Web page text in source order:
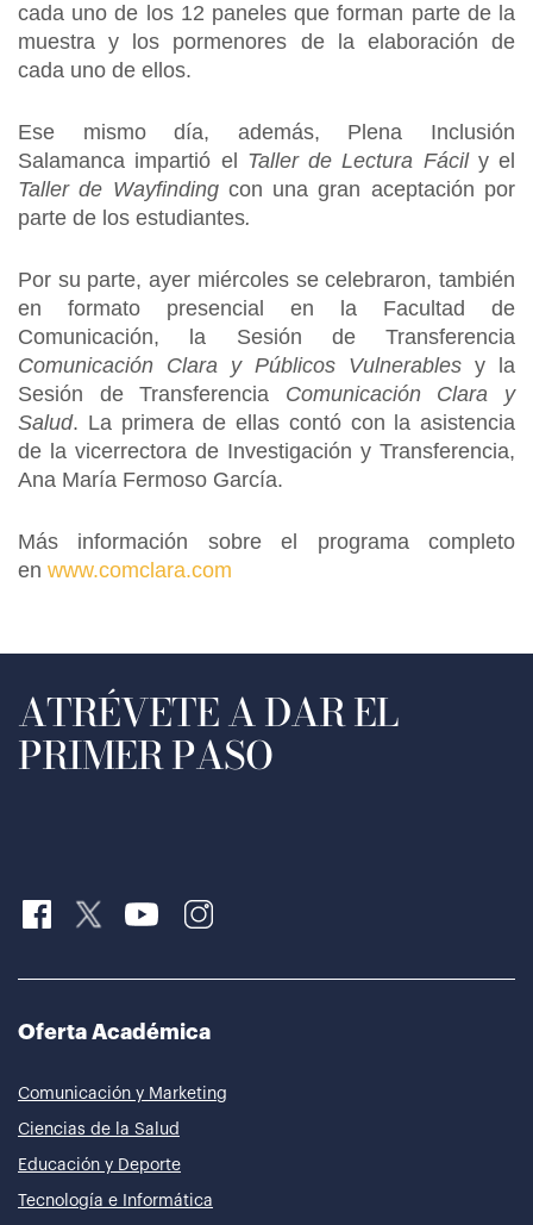
cada uno de los 12 paneles que forman parte de la
muestra y los pormenores de la elaboración de
cada uno de ellos.
Ese mismo día, además, Plena Inclusión
Salamanca impartió el Taller de Lectura Fácily el
Taller de Wayfinding con una gran aceptación por
parte de los estudiantes.
Por su parte, ayer miércoles se celebraron, también
en formato presencial en la Facultad de
Comunicación, la Sesión de Transferencia
Comunicación Clara y Públicos Vulnerables y la
Sesión de Transferencia Comunicación Clara y
Salud. La primera de ellas contó con la asistencia
de la vicerrectora de Investigación y Transferencia,
Ana María Fermoso García.
Más información sobre el programa completo
en www.comclara.com
ATRÉVETE A DAR EL
PRIMER PASO
Oferta Académica
Comunicación y Marketing
Ciencias de la Salud
Educación y Deporte
Tecnología e Informática